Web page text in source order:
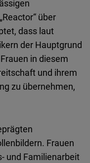
über
dass laut
der Hauptgrund
in diesem
und ihrem
zu übernehmen,
Frauen
und Familienarbeit